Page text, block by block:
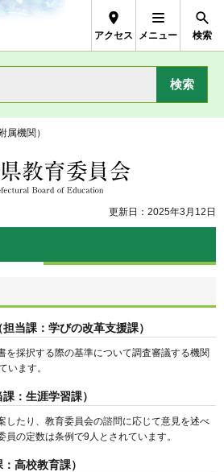
Prefecture
アクセス メニュー 検索
属機関）
委員会
更新日：2025年3月12日
担当課：学びの改革支援課）
を採択する際の基準について調査審議する機関
います。
課：生涯学習課）
したり、教育委員会の諮問に応じて意見を述べ
の定数は条例で9人とされています。
：高校教育課）